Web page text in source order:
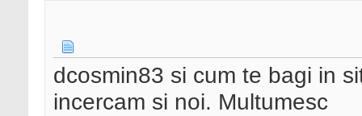
dcosmin83 si cum te bagi in
incercam si noi. Multumesc